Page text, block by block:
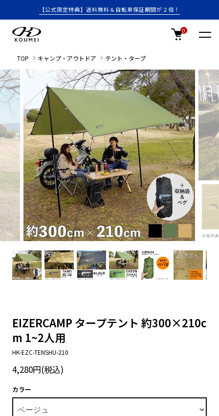
【公式限定特典】送料無料＆自転車保証期間が２倍！
0
TOP キャンプ・アウトドア テント・タープ
EIZERCAMP タープテント 約300×210c
m 1~2人用
HK-EZC-TENSHU-210
4,280円(税込)
カラー